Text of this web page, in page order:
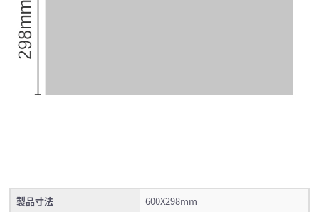
製品寸法
600X298mm